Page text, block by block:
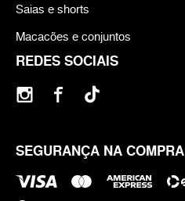
REDES SOCIAIS
SEGURANÇA NA COMPRA
Saias e shorts
Macacões e conjuntos